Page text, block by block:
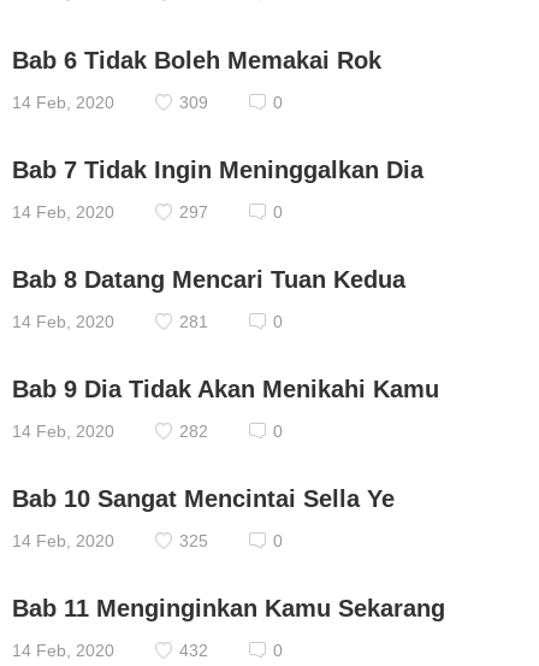
Bab 6 Tidak Boleh Memakai Rok
14 Feb, 2020 309 0
Bab 7 Tidak Ingin Meninggalkan Dia
14 Feb, 2020 297 0
Bab 8 Datang Mencari Tuan Kedua
14 Feb, 2020 281 0
Bab 9 Dia Tidak Akan Menikahi Kamu
14 Feb, 2020 282 0
Bab 10 Sangat Mencintai Sella Ye
14 Feb, 2020 325 0
Bab 11 Menginginkan Kamu Sekarang
14 Feb, 2020 432 0